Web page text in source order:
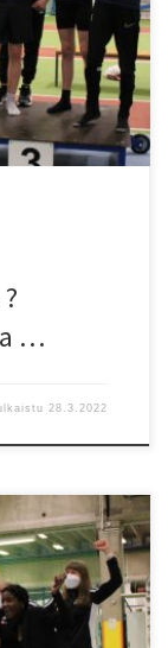
58 kolmas. Ensi
HKV
yhteispisteill?.
…
28.3.2022
9, 11, 13 ja 15
Kilpailut